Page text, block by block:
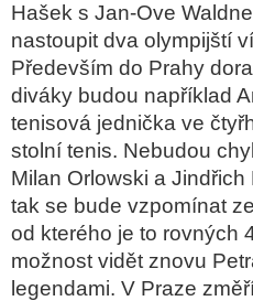
Hašek s Jan-Ove
nastoupit dva olympijští
Především do Prahy
diváky budou například
tenisová jednička ve
stolní tenis. Nebudou
Milan Orlowski a Jindřich
tak se bude vzpomínat
od kterého je to rovných
možnost vidět znovu
legendami. V Praze